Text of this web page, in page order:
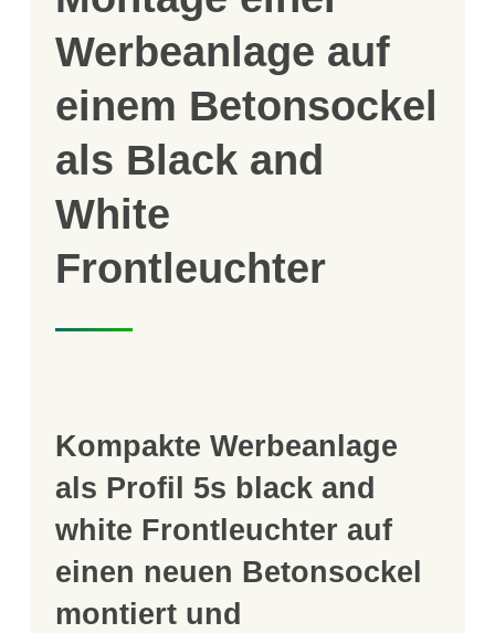
Werbeanlage auf
einem Betonsockel
als Black and
White
Frontleuchter
Kompakte Werbeanlage
als Profil 5s black and
white Frontleuchter auf
einen neuen Betonsockel
montiert und